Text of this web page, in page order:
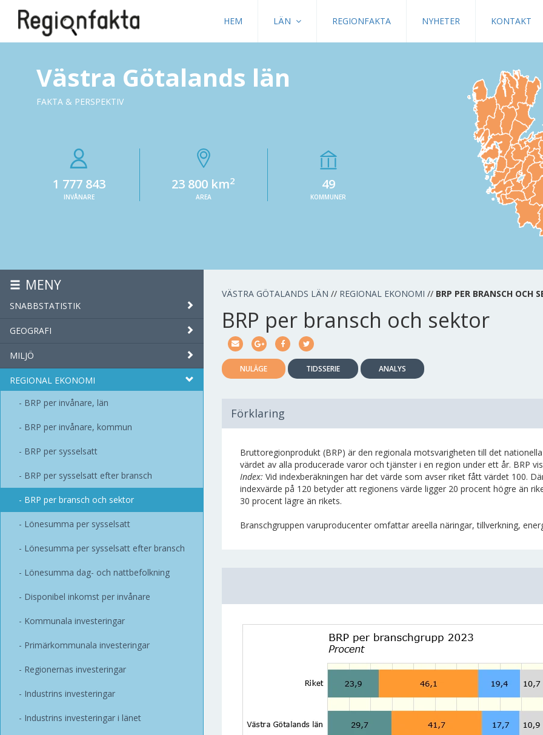
HEM LÄN REGIONFAKTA NYHETER KONTAKT
Västra Götalands län
FAKTA & PERSPEKTIV
1 777 843
INVÅNARE
23 800 km2
AREA
49
KOMMUNER
MENY
SNABBSTATISTIK
GEOGRAFI
MILJÖ
REGIONAL EKONOMI
BRP per invånare, län
BRP per invånare, kommun
BRP per sysselsatt
BRP per sysselsatt efter bransch
BRP per bransch och sektor
Lönesumma per sysselsatt
Lönesumma per sysselsatt efter bransch
Lönesumma dag- och nattbefolkning
Disponibel inkomst per invånare
Kommunala investeringar
Primärkommunala investeringar
Regionernas investeringar
Industrins investeringar
Industrins investeringar i länet
VÄSTRA GÖTALANDS LÄN // REGIONAL EKONOMI // BRP PER BRANSCH OCH
BRP per bransch och sektor
NULÄGE TIDSSERIE ANALYS
Förklaring
Bruttoregionprodukt (BRP) är den regionala motsvarigheten till det
värdet av alla producerade varor och tjänster i en region under ett år. BRP
Index: Vid indexberäkningen har det värde som avser riket fått värdet 100.
indexvärde på 120 betyder att regionens värde ligger 20 procent högre än
30 procent lägre än rikets.
Branschgruppen varuproducenter omfattar areella näringar, tillverkning,